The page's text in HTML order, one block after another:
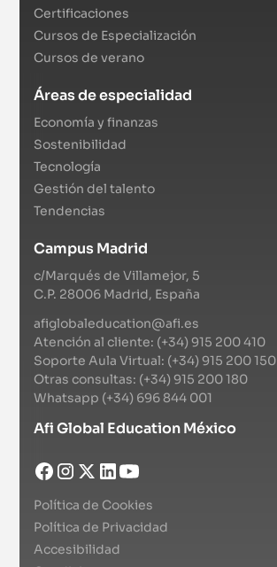
Certificaciones
Cursos de Especialización
Cursos de verano
Áreas de especialidad
Economía y finanzas
Sostenibilidad
Tecnología
Gestión del talento
Tendencias
Campus Madrid
c/Marqués de Villamejor, 5
C.P. 28006 Madrid, España
afiglobaleducation@afi.es
Atención al cliente: (+34) 915 200 410
Soporte Aula Virtual: (+34) 915 200 150
Otras consultas: (+34) 915 200 180
Whatsapp (+34) 696 844 001
Afi Global Education México
Política de Cookies
Política de Privacidad
Accesibilidad